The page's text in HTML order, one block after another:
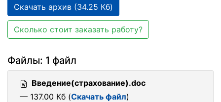
Скачать архив (34.25 Кб)
Сколько стоит заказать работу?
Файлы: 1 файл
Введение(страхование).doc
— 137.00 Кб (Скачать файл)